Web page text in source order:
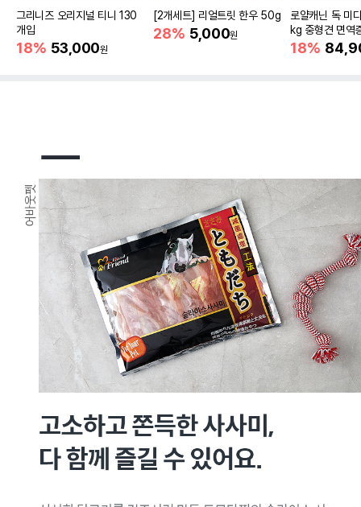
그리니즈 오리지널 티니 130
개입
18% 53,000원
[2개세트] 리얼트릿 한우 50g
28% 5,000원
로얄캐닌 독 미
kg 중형견 면역
18%